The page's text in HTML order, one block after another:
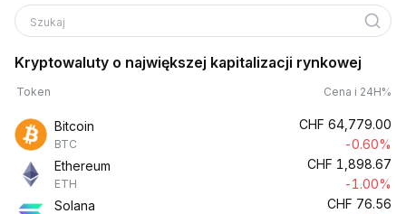
Szukaj
Kryptowaluty o największej kapitalizacji rynkowej
Token Cena i 24H%
Bitcoin
BTC
CHF 64,779.00
-0.60%
Ethereum
ETH
CHF 1,898.67
-1.00%
Solana
CHF 76.56